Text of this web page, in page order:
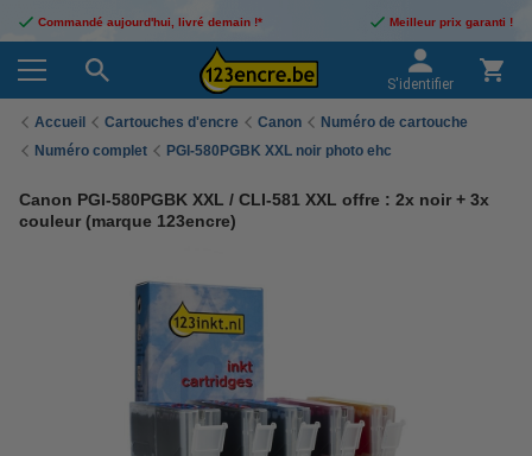
Commandé aujourd'hui, livré demain !* Meilleur prix garanti !
S'identifier
Accueil Cartouches d'encre Canon
Numéro de cartouche
Numéro complet
PGI-580PGBK XXL noir photo ehc
Canon PGI-580PGBK XXL / CLI-581 XXL offre : 2x noir + 3x
couleur (marque 123encre)